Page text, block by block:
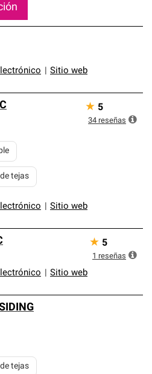
Sitio web
Sitio web
tejas
★ 5
34 reseñas
Sitio web
★ 5
1 reseñas
tejas